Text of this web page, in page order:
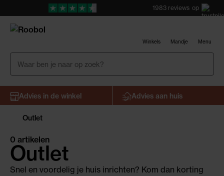
1983 reviews op
Winkels Mandje Menu
Advies in de winkel Advies aan huis
Outlet
Outlet
0 artikelen
Snel en voordelig je huis inrichten? Kom dan korting